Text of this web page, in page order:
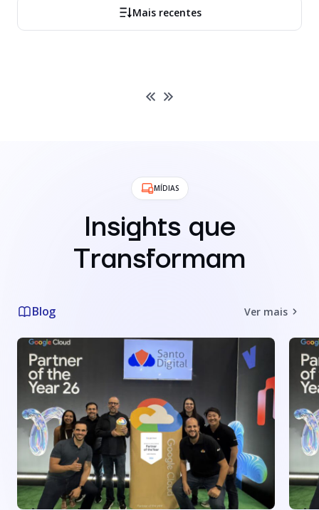
Mais recentes
MÍDIAS
Insights que
Transformam
Blog Ver mais